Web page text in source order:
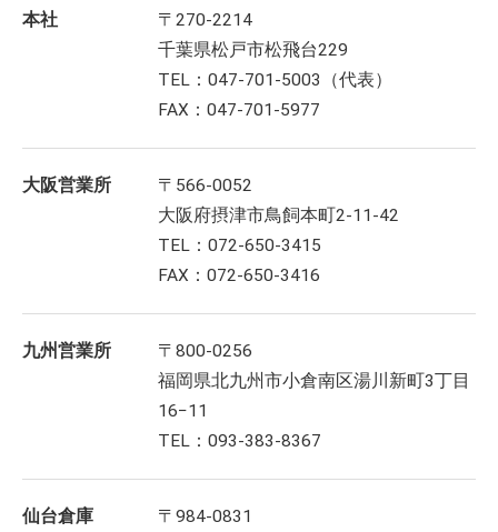
本社
〒270-2214
千葉県松戸市松飛台229
TEL：047-701-5003（代表）
FAX：047-701-5977
大阪営業所
〒566-0052
大阪府摂津市鳥飼本町2-11-42
TEL：072-650-3415
FAX：072-650-3416
九州営業所
〒800-0256
福岡県北九州市小倉南区湯川新町3丁目
16−11
TEL：093-383-8367
仙台倉庫
〒984-0831